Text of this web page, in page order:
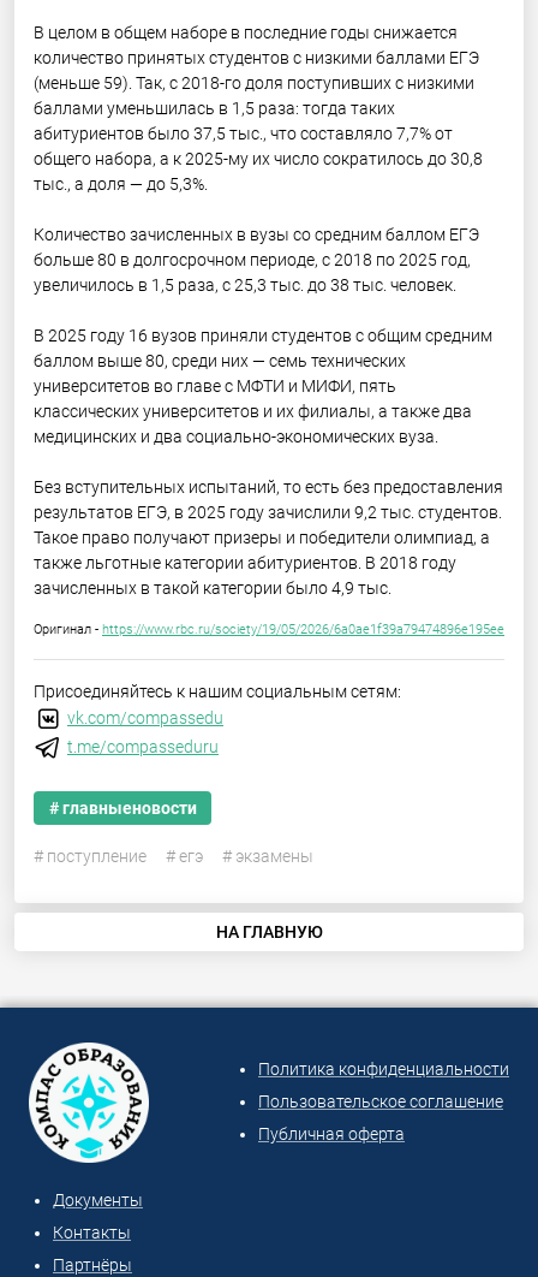
В целом в общем наборе в последние годы снижается
количество принятых студентов с низкими баллами ЕГЭ
(меньше 59). Так, с 2018-го доля поступивших с низкими
баллами уменьшилась в 1,5 раза: тогда таких
абитуриентов было 37,5 тыс., что составляло 7,7% от
общего набора, а к 2025-му их число сократилось до 30,8
тыс., а доля — до 5,3%.
Количество зачисленных в вузы со средним баллом ЕГЭ
больше 80 в долгосрочном периоде, с 2018 по 2025 год,
увеличилось в 1,5 раза, с 25,3 тыс. до 38 тыс. человек.
В 2025 году 16 вузов приняли студентов с общим средним
баллом выше 80, среди них — семь технических
университетов во главе с МФТИ и МИФИ, пять
классических университетов и их филиалы, а также два
медицинских и два социально-экономических вуза.
Без вступительных испытаний, то есть без предоставления
результатов ЕГЭ, в 2025 году зачислили 9,2 тыс. студентов.
Такое право получают призеры и победители олимпиад, а
также льготные категории абитуриентов. В 2018 году
зачисленных в такой категории было 4,9 тыс.
Оригинал - https://www.rbc.ru/society/19/05/2026/6a0ae1f39a79474896e195ee
Присоединяйтесь к нашим социальным сетям:
vk.com/compassedu
t.me/compasseduru
# главныеновости
# поступление # егэ # экзамены
НА ГЛАВНУЮ
Политика конфиденциальности
Пользовательское соглашение
Публичная оферта
Документы
Контакты
Партнёры